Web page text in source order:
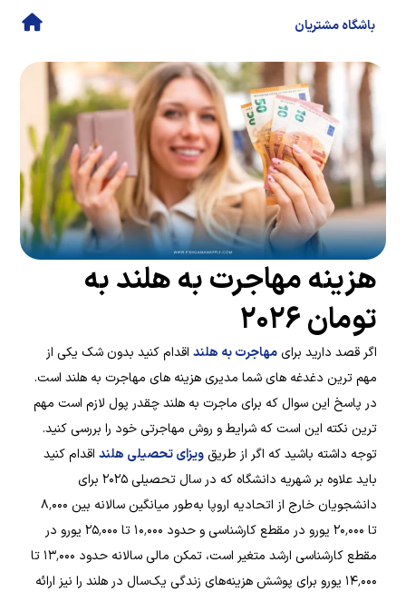
باشگاه مشتریان
هزینه مهاجرت به هلند به
تومان ۲۰۲۶
اگر قصد دارید برایمهاجرت به هلند اقدام کنید بدون شک یکی از
مهم ترین دغدغه های شما مدیری هزینه های مهاجرت به هلند است.
در پاسخ این سوال که برای ماجرت به هلند چقدر پول لازم است مهم
ترین نکته این است که شرایط و روش مهاجرتی خود را بررسی کنید.
توجه داشته باشید که اگر از طریقویزای تحصیلی هلند اقدام کنید
باید علاوه بر شهریه دانشگاه که در سال تحصیلی ۲۰۲۵ برای
دانشجویان خارج از اتحادیه اروپا به‌طور میانگین سالانه بین ۸٬۰۰۰
تا ۲۰٬۰۰۰ یورو در مقطع کارشناسی و حدود ۱۰٬۰۰۰ تا ۲۵٬۰۰۰ یورو در
مقطع کارشناسی ارشد متغیر است، تمکن مالی سالانه حدود ۱۳٬۰۰۰ تا
۱۴٬۰۰۰ یورو برای پوشش هزینه‌های زندگی یک‌سال در هلند را نیز ارائه